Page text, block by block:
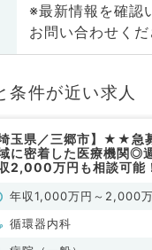
※最新情報を確認
お問い合わせくだ
条件が近い求人
埼玉県／三郷市】★★
に密着した医療機関◎
2,000万円も相談可能
直なしも相談可能です（
年収1,000万円～2,000
循環器内科